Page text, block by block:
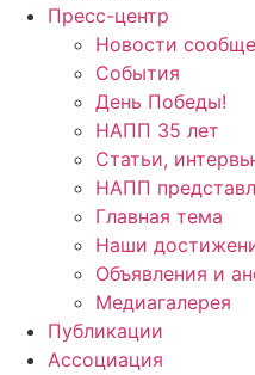
Пресс-центр
Новости
События
День Победы!
НАПП 35 лет
Статьи,
НАПП
Главная тема
Наши
Объявления и
Медиагалерея
Публикации
Ассоциация